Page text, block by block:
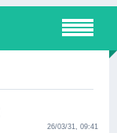
26/03/31, 09:41